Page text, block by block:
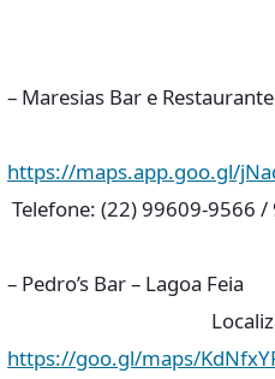
– Maresias Bar e
https://maps.app.goo.gl/
Telefone: (22) 99609-9566
– Pedro’s Bar – Lagoa Feia
https://goo.gl/maps/